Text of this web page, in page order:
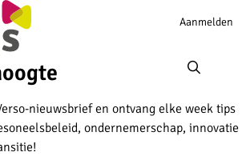
Account
Aanmelden
nieuwsbrief en ontvang elke week tips
ondernemerschap, innovatie